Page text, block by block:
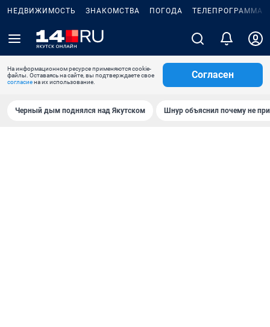
НЕДВИЖИМОСТЬ ЗНАКОМСТВА ПОГОДА ТЕЛЕПРОГРАММА
На информационном ресурсе применяются cookie-
файлы. Оставаясь на сайте, вы подтверждаете свое
согласиена их использование.
Согласен
Черный дым поднялся над Якутском Шнур объяснил почему не